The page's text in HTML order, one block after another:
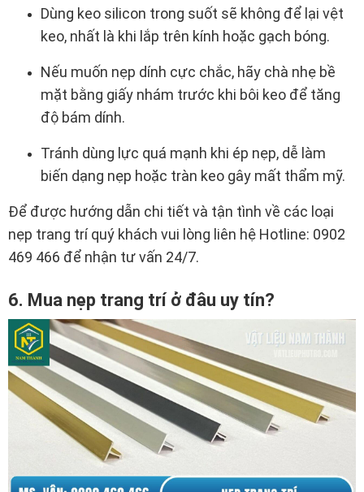
Dùng keo silicon trong suốt sẽ không để lại vệt
keo, nhất là khi lắp trên kính hoặc gạch bóng.
Nếu muốn nẹp dính cực chắc, hãy chà nhẹ bề
mặt bằng giấy nhám trước khi bôi keo để tăng
độ bám dính.
Tránh dùng lực quá mạnh khi ép nẹp, dễ làm
biến dạng nẹp hoặc tràn keo gây mất thẩm mỹ.
Để được hướng dẫn chi tiết và tận tình về các loại
nẹp trang trí quý khách vui lòng liên hệ Hotline: 0902
469 466 để nhận tư vấn 24/7.
6. Mua nẹp trang trí ở đâu uy tín?